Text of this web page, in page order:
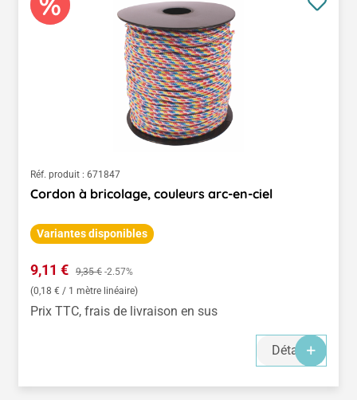
Réf. produit : 671847
Cordon à bricolage, couleurs arc-en-ciel
Variantes disponibles
Prix de vente :
9,11 € Prix régulier :
9,35 € -2.57%
(0,18 € / 1 mètre linéaire)
Prix TTC, frais de livraison en sus
Détails